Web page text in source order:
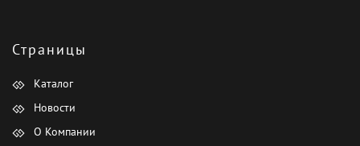
Страницы
Каталог
Новости
О Компании